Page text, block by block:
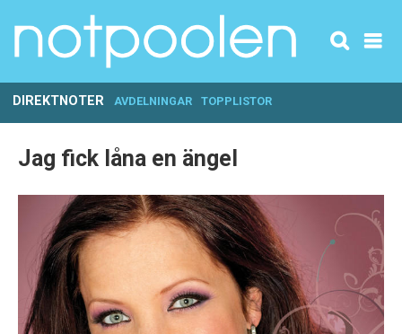
DIREKTNOTER AVDELNINGAR TOPPLISTOR
Jag fick låna en ängel